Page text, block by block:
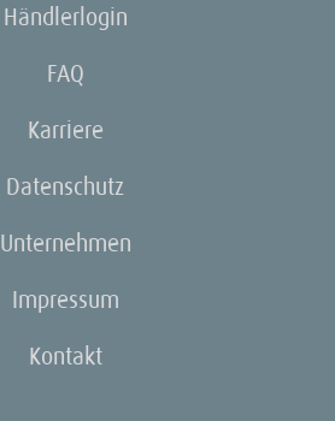
Händlerlogin
FAQ
Karriere
Datenschutz
Unternehmen
Impressum
Kontakt